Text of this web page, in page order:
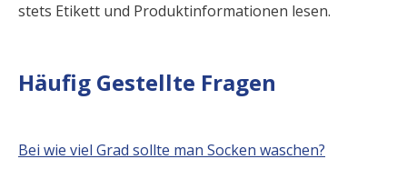
stets Etikett und Produktinformationen lesen.
Häufig Gestellte Fragen
Bei wie viel Grad sollte man Socken waschen?